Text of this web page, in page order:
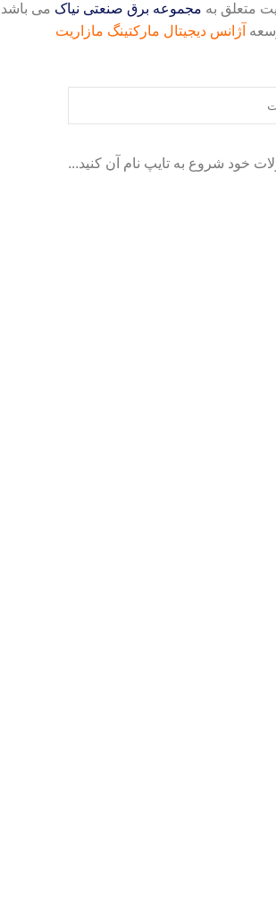
متعلق به مجموعه برق صنعتی نیاک می
آژانس دیجیتال مارکتینگ مازاریت
خود شروع به تایپ نام آن کنید...